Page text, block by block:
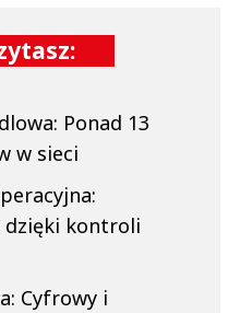
Ponad 13
w sieci
dzięki kontroli
Cyfrowy i